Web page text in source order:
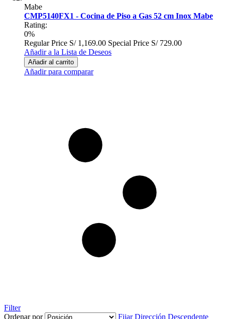
Mabe
CMP5140FX1 - Cocina de Piso a Gas 52 cm Inox Mabe
Rating:
0%
Regular Price S/ 1,169.00 Special Price S/ 729.00
Añadir a la Lista de Deseos
Añadir al carrito
Añadir para comparar
Filter
Ordenar por
Fijar Dirección Descendente